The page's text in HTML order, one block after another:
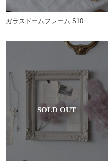
ガラスドームフレーム.S10